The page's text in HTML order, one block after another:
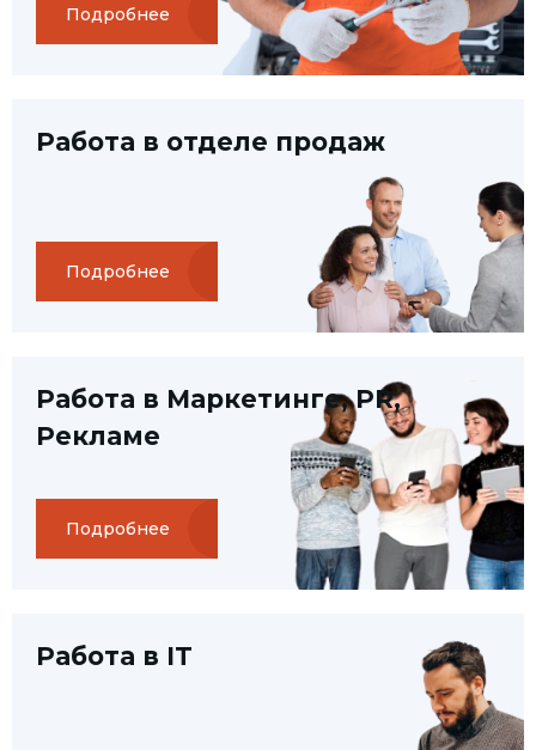
Подробнее
Работа в отделе продаж
Подробнее
Работа в Маркетинге, PR,
Рекламе
Подробнее
Работа в IT